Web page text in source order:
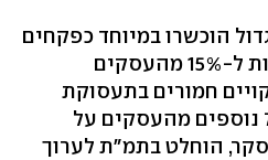
הוכשרו במיוחד כפקחים
לצורך המבצע, נתנו דו"חות ל-15% מהעסקים
חמורים בתעסוקת
העובדים, ודו"חות ל-76% נוספים מהעסקים על
הוחלט בתמ"ת לערוך